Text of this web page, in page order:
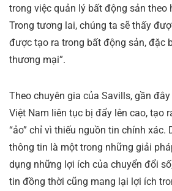
trong việc quản lý bất động sản theo
Trong tương lai, chúng ta sẽ thấy
được tạo ra trong bất động sản, đặc
thương mại”.
Theo chuyên gia của Savills, gần
Việt Nam liên tục bị đẩy lên cao, tạo
“ảo” chỉ vì thiếu nguồn tin chính xác.
thông tin là một trong những giải
dụng những lợi ích của chuyển đổi
tin đồng thời cũng mang lại lợi ích